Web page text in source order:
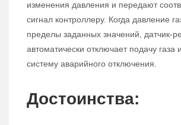
изменения давления и передают
сигнал контроллеру. Когда давление
пределы заданных значений, датчик-
автоматически отключает подачу газа
систему аварийного отключения.
Достоинства: